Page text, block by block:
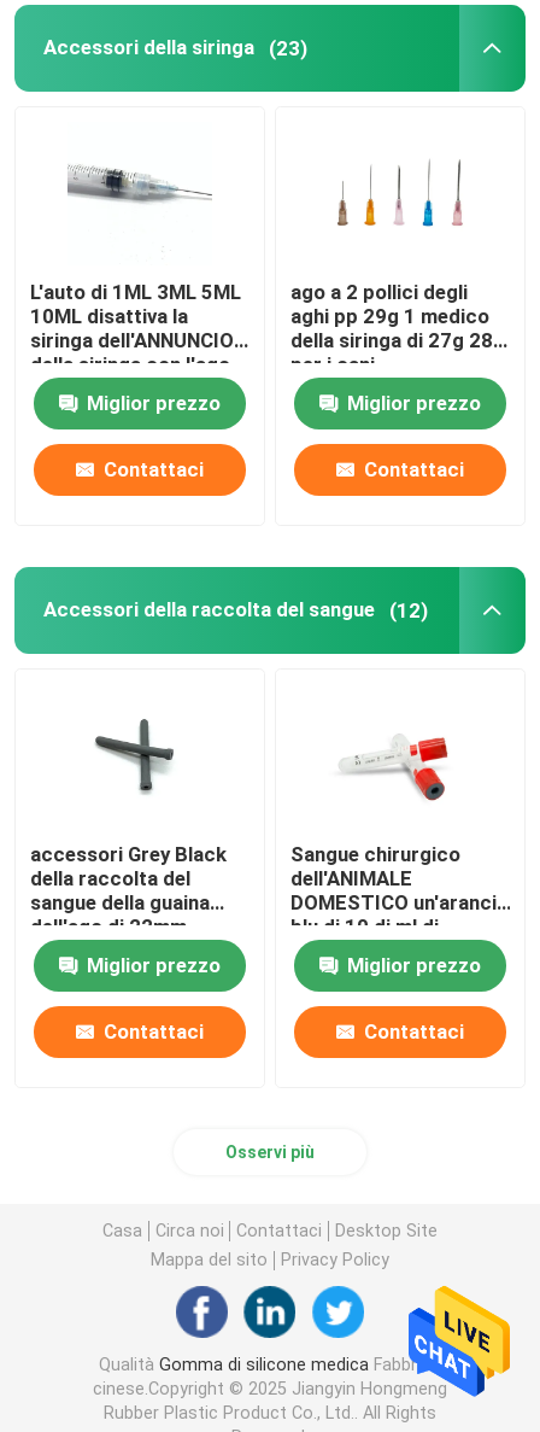
Gomma butilica alogenata
Metropolitana medica del silicone
Metropolitana di drenaggio
Accessori urinarii del catetere
Metropolitana di infusione
Accessori di infusione
Accessori della siringa (23)
L'auto di 1ML 3ML 5ML
10ML disattiva la
siringa dell'ANNUNCIO
della siringa con l'ago
Miglior prezzo
Contattaci
ago a 2 pollici degli
aghi pp 29g 1 medico
della siringa di 27g 28g
per i cani
Miglior prezzo
Contattaci
Accessori della raccolta del sangue (12)
accessori Grey Black
della raccolta del
sangue della guaina
dell'ago di 22mm
23mm
Miglior prezzo
Contattaci
Sangue chirurgico
dell'ANIMALE
DOMESTICO un'arancia
blu di 10 di ml di
agrostide bianco tubi
del sangueMiglior prezzo
Contattaci
Osservi più
Casa Circa noi Contattaci
Desktop Site
Mappa del sito
Privacy Policy
QualitàGomma di silicone medica Fabbrica
cinese.Copyright © 2025 Jiangyin Hongmeng
Rubber Plastic Product Co., Ltd.. All Rights